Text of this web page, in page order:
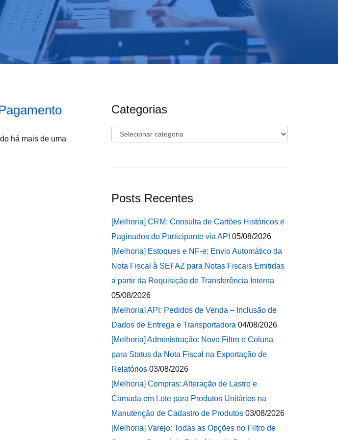
há mais de uma
Categorias
Categorias
Posts Recentes
[Melhoria] CRM: Consulta de Cartões Históricos e
Paginados do Participante via API 05/08/2026
[Melhoria] Estoques e NF-e: Envio Automático da
Nota Fiscal à SEFAZ para Notas Fiscais Emitidas
a partir da Requisição de Transferência Interna
05/08/2026
[Melhoria] API: Pedidos de Venda – Inclusão de
Dados de Entrega e Transportadora 04/08/2026
[Melhoria] Administração: Novo Filtro e Coluna
para Status da Nota Fiscal na Exportação de
Relatórios 03/08/2026
[Melhoria] Compras: Alteração de Lastro e
Camada em Lote para Produtos Unitários na
Manutenção de Cadastro de Produtos 03/08/2026
[Melhoria] Varejo: Todas as Opções no Filtro de